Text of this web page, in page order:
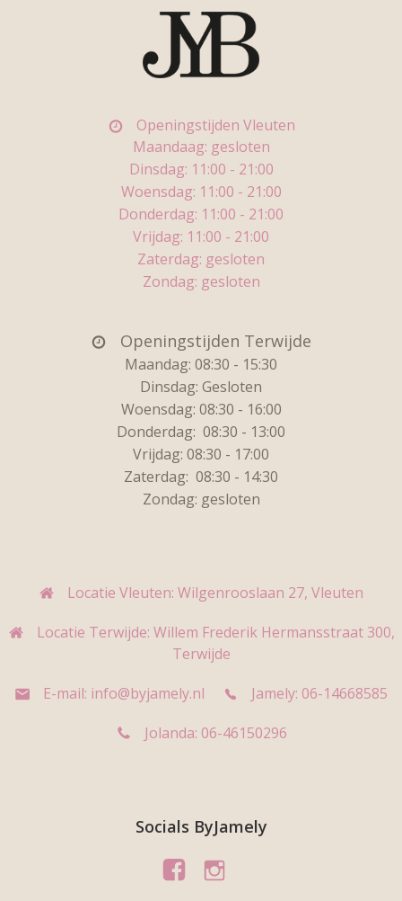
Openingstijden Vleuten
Maandaag: gesloten
Dinsdag: 11:00 - 21:00
Woensdag: 11:00 - 21:00
Donderdag: 11:00 - 21:00
Vrijdag: 11:00 - 21:00
Zaterdag: gesloten
Zondag: gesloten
Openingstijden Terwijde
Maandag: 08:30 - 15:30
Dinsdag: Gesloten
Woensdag: 08:30 - 16:00
Donderdag: 08:30 - 13:00
Vrijdag: 08:30 - 17:00
Zaterdag: 08:30 - 14:30
Zondag: gesloten
Locatie Vleuten: Wilgenrooslaan 27, Vleuten
Locatie Terwijde: Willem Frederik Hermansstraat 300,
Terwijde
E-mail: info@byjamely.nl
Jamely: 06-14668585
Jolanda: 06-46150296
Socials ByJamely